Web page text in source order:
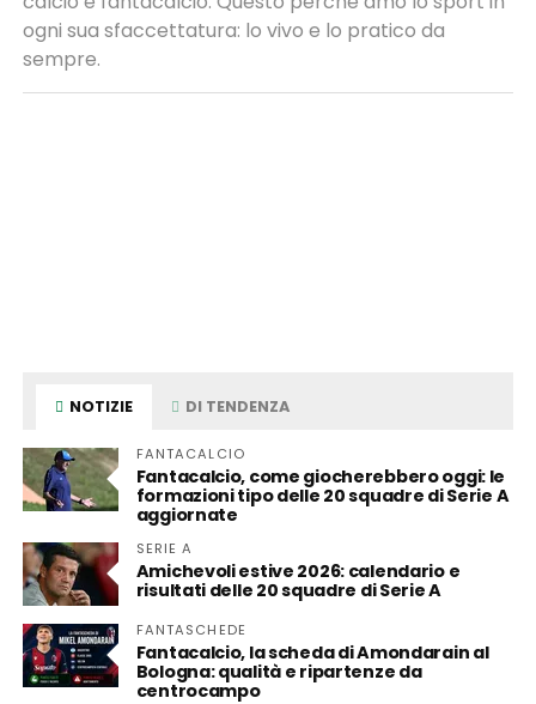
ogni sua sfaccettatura: lo vivo e lo pratico da
sempre.
NOTIZIE DI TENDENZA
FANTACALCIO
Fantacalcio, come giocherebbero oggi: le
formazioni tipo delle 20 squadre di Serie A
aggiornate
SERIE A
Amichevoli estive 2026: calendario e
risultati delle 20 squadre di Serie A
FANTASCHEDE
Fantacalcio, la scheda di Amondarain al
Bologna: qualità e ripartenze da
centrocampo